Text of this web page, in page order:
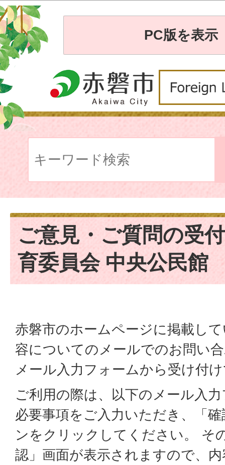
PC版を表示
ご意見・ご質問の受
育委員会 中央公民館
赤磐市のホームページに掲載し
容についてのメールでのお問い
メール入力フォームから受け付
ご利用の際は、以下のメール入
必要事項をご入力いただき、「
ンをクリックしてください。 そ
認」画面が表示されますので、